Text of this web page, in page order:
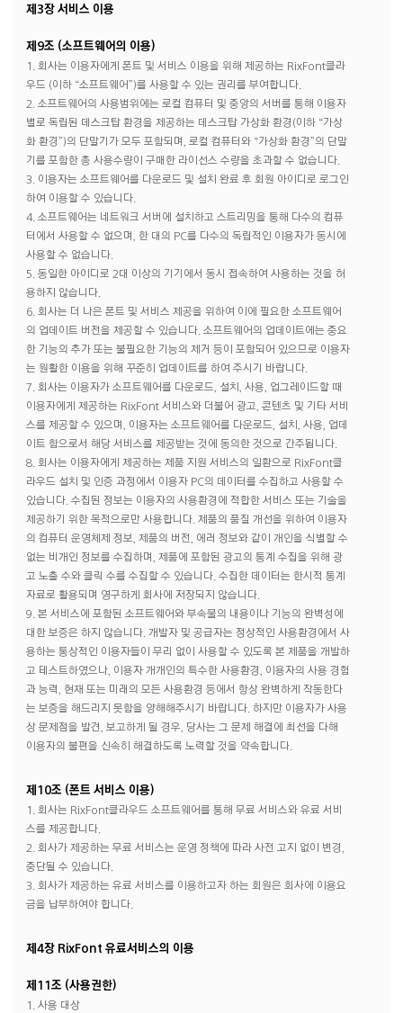
제3장 서비스 이용
제9조 (소프트웨어의 이용)
1. 회사는 이용자에게 폰트 및 서비스 이용을 위해 제공하는 RixFont클라
우드 (이하 “소프트웨어”)를 사용할 수 있는 권리를 부여합니다.
2. 소프트웨어의 사용범위에는 로컬 컴퓨터 및 중앙의 서버를 통해 이용자
별로 독립된 데스크탑 환경을 제공하는 데스크탑 가상화 환경(이하 “가상
화 환경”)의 단말기가 모두 포함되며, 로컬 컴퓨터와 “가상화 환경”의 단말
기를 포함한 총 사용수량이 구매한 라이선스 수량을 초과할 수 없습니다.
3. 이용자는 소프트웨어를 다운로드 및 설치 완료 후 회원 아이디로 로그인
하여 이용할 수 있습니다.
4. 소프트웨어는 네트워크 서버에 설치하고 스트리밍을 통해 다수의 컴퓨
터에서 사용할 수 없으며, 한 대의 PC를 다수의 독립적인 이용자가 동시에
사용할 수 없습니다.
5. 동일한 아이디로 2대 이상의 기기에서 동시 접속하여 사용하는 것을 허
용하지 않습니다.
6. 회사는 더 나은 폰트 및 서비스 제공을 위하여 이에 필요한 소프트웨어
의 업데이트 버전을 제공할 수 있습니다. 소프트웨어의 업데이트에는 중요
한 기능의 추가 또는 불필요한 기능의 제거 등이 포함되어 있으므로 이용자
는 원활한 이용을 위해 꾸준히 업데이트를 하여 주시기 바랍니다.
7. 회사는 이용자가 소프트웨어를 다운로드, 설치, 사용, 업그레이드할 때
이용자에게 제공하는 RixFont 서비스와 더불어 광고, 콘텐츠 및 기타 서비
스를 제공할 수 있으며, 이용자는 소프트웨어를 다운로드, 설치, 사용, 업데
이트 함으로서 해당 서비스를 제공받는 것에 동의한 것으로 간주됩니다.
8. 회사는 이용자에게 제공하는 제품 지원 서비스의 일환으로 RixFont클
라우드 설치 및 인증 과정에서 이용자 PC의 데이터를 수집하고 사용할 수
있습니다. 수집된 정보는 이용자의 사용환경에 적합한 서비스 또는 기술을
제공하기 위한 목적으로만 사용합니다. 제품의 품질 개선을 위하여 이용자
의 컴퓨터 운영체제 정보, 제품의 버전, 에러 정보와 같이 개인을 식별할 수
없는 비개인 정보를 수집하며, 제품에 포함된 광고의 통계 수집을 위해 광
고 노출 수와 클릭 수를 수집할 수 있습니다. 수집한 데이터는 한시적 통계
자료로 활용되며 영구하게 회사에 저장되지 않습니다.
9. 본 서비스에 포함된 소프트웨어와 부속물의 내용이나 기능의 완벽성에
대한 보증은 하지 않습니다. 개발자 및 공급자는 정상적인 사용환경에서 사
용하는 통상적인 이용자들이 무리 없이 사용할 수 있도록 본 제품을 개발하
고 테스트하였으나, 이용자 개개인의 특수한 사용환경, 이용자의 사용 경험
과 능력, 현재 또는 미래의 모든 사용환경 등에서 항상 완벽하게 작동한다
는 보증을 해드리지 못함을 양해해주시기 바랍니다. 하지만 이용자가 사용
상 문제점을 발견, 보고하게 될 경우, 당사는 그 문제 해결에 최선을 다해
이용자의 불편을 신속히 해결하도록 노력할 것을 약속합니다.
제10조 (폰트 서비스 이용)
1. 회사는 RixFont클라우드 소프트웨어를 통해 무료 서비스와 유료 서비
스를 제공합니다.
2. 회사가 제공하는 무료 서비스는 운영 정책에 따라 사전 고지 없이 변경,
중단될 수 있습니다.
3. 회사가 제공하는 유료 서비스를 이용하고자 하는 회원은 회사에 이용요
금을 납부하여야 합니다.
제4장 RixFont 유료서비스의 이용
제11조 (사용권한)
1. 사용 대상